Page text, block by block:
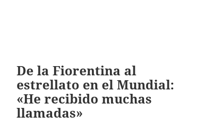
De la Fiorentina al
estrellato en el Mundial:
«He recibido muchas
llamadas»